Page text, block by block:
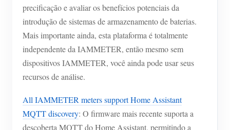
precificação e avaliar os benefícios potenciais da
introdução de sistemas de armazenamento de baterias.
Mais importante ainda, esta plataforma é totalmente
independente da IAMMETER, então mesmo sem
dispositivos IAMMETER, você ainda pode usar seus
recursos de análise.
All IAMMETER meters support Home Assistant
MQTT discovery: O firmware mais recente suporta a
descoberta MQTT do Home Assistant, permitindo a